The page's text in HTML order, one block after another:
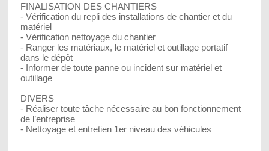
FINALISATION DES CHANTIERS
- Vérification du repli des installations de chantier et du
matériel
- Vérification nettoyage du chantier
- Ranger les matériaux, le matériel et outillage portatif
dans le dépôt
- Informer de toute panne ou incident sur matériel et
outillage
DIVERS
- Réaliser toute tâche nécessaire au bon fonctionnement
de l’entreprise
- Nettoyage et entretien 1er niveau des véhicules